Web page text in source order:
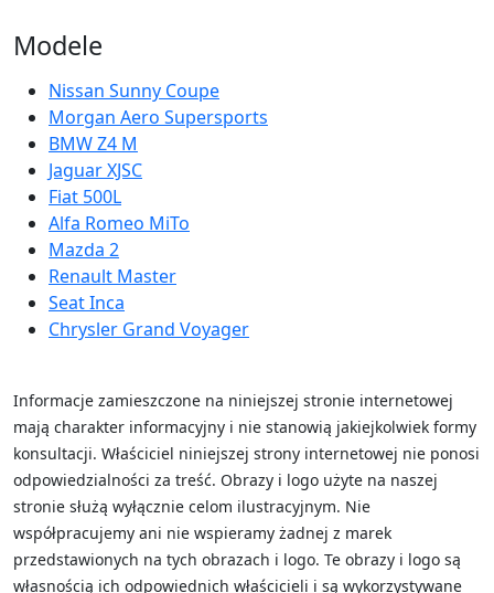
Modele
Nissan Sunny Coupe
Morgan Aero Supersports
BMW Z4 M
Jaguar XJSC
Fiat 500L
Alfa Romeo MiTo
Mazda 2
Renault Master
Seat Inca
Chrysler Grand Voyager
Informacje zamieszczone na niniejszej stronie internetowej
mają charakter informacyjny i nie stanowią jakiejkolwiek formy
konsultacji. Właściciel niniejszej strony internetowej nie ponosi
odpowiedzialności za treść. Obrazy i logo użyte na naszej
stronie służą wyłącznie celom ilustracyjnym. Nie
współpracujemy ani nie wspieramy żadnej z marek
przedstawionych na tych obrazach i logo. Te obrazy i logo są
własnością ich odpowiednich właścicieli i są wykorzystywane